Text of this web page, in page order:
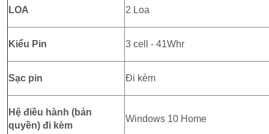
LOA 2 Loa
Kiểu Pin 3 cell - 41Whr
Sạc pin Đi kèm
Hệ điều hành (bản
quyền) đi kèm
Windows 10 Home